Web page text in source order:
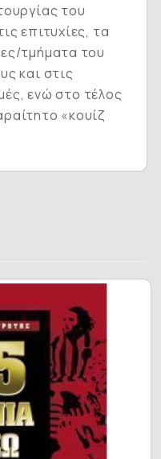
του
επιτυχίες, τα
τμήματα του
και στις
ενώ στο τέλος
«κουίζ